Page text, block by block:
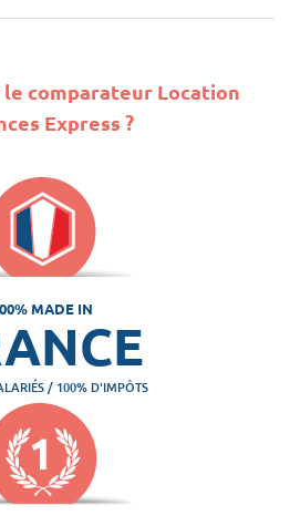
comparateur Location
Express ?
MADE IN
/ 100% D'IMPÔTS